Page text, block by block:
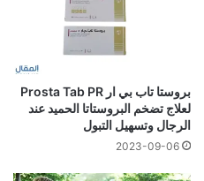
بروستا تاب بي ار Prosta Tab PR
لعلاج تضخم البروستاتا الحميد عند
الرجال وتسهيل التبول
2023-09-06